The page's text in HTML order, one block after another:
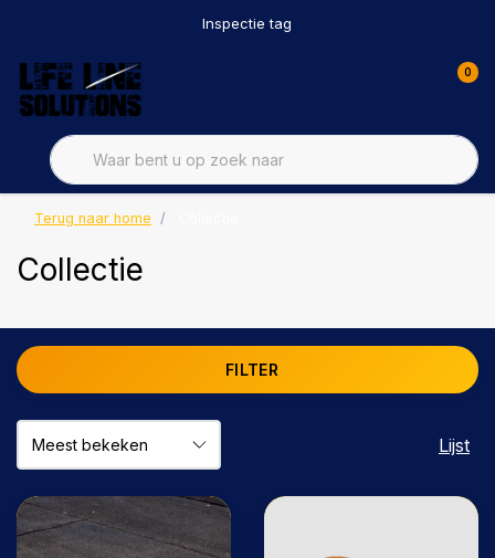
Inspectie tag
0
Terug naar home
Collectie
FILTER
Lijst